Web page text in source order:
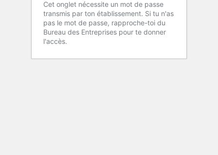
Cet onglet nécessite un mot de passe
transmis par ton établissement. Si tu n'as
pas le mot de passe, rapproche-toi du
Bureau des Entreprises pour te donner
l'accès.